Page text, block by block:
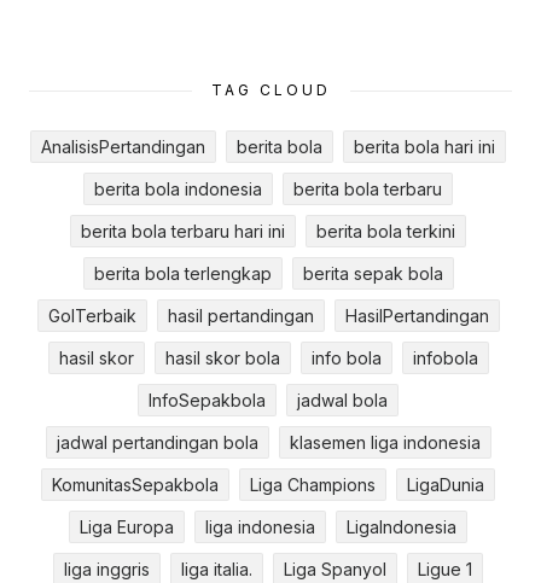
TAG CLOUD
AnalisisPertandingan berita bola berita bola hari ini
berita bola indonesia berita bola terbaru
berita bola terbaru hari ini berita bola terkini
berita bola terlengkap berita sepak bola
GolTerbaik hasil pertandingan HasilPertandingan
hasil skor hasil skor bola info bola infobola
InfoSepakbola jadwal bola
jadwal pertandingan bola klasemen liga indonesia
KomunitasSepakbola Liga Champions LigaDunia
Liga Europa liga indonesia LigaIndonesia
liga inggris liga italia. Liga Spanyol Ligue 1